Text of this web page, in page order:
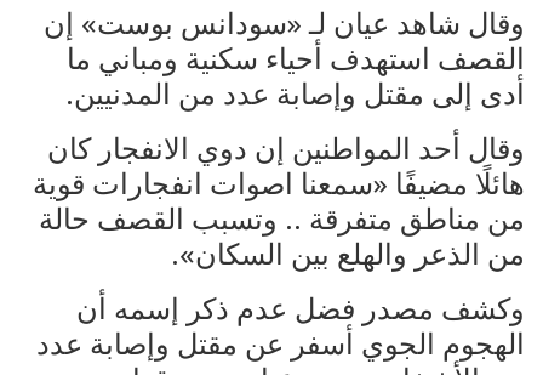
وقال شاهد عيان لـ «سودانس بوست» إن
القصف استهدف أحياء سكنية ومباني ما
أدى إلى مقتل وإصابة عدد من المدنيين.
وقال أحد المواطنين إن دوي الانفجار كان
هائلًا مضيفًا «سمعنا اصوات انفجارات قوية
من مناطق متفرقة .. وتسبب القصف حالة
من الذعر والهلع بين السكان».
وكشف مصدر فضل عدم ذكر إسمه أن
الهجوم الجوي أسفر عن مقتل وإصابة عدد